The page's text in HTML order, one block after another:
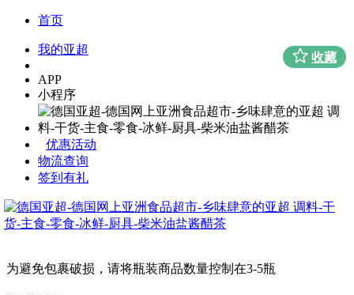
首页
我的亚超
APP
小程序
优惠活动
物流查询
签到有礼
为避免包裹破损，请将瓶装商品数量控制在3-5瓶
收藏